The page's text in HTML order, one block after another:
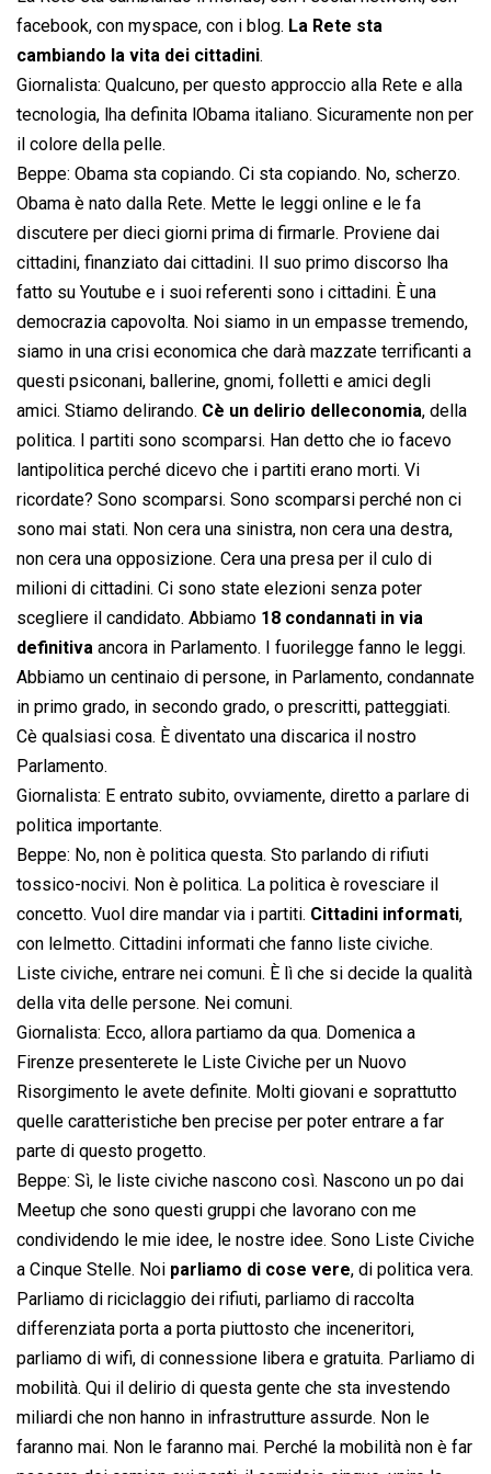
facebook, con myspace, con i blog. La Rete sta
cambiando la vita dei cittadini. 
Giornalista: Qualcuno, per questo approccio alla Rete e alla
tecnologia, lha definita lObama italiano. Sicuramente non per
il colore della pelle.
Beppe: Obama sta copiando. Ci sta copiando. No, scherzo.
Obama è nato dalla Rete. Mette le leggi online e le fa
discutere per dieci giorni prima di firmarle. Proviene dai
cittadini, finanziato dai cittadini. Il suo primo discorso lha
fatto su Youtube e i suoi referenti sono i cittadini. È una
democrazia capovolta. Noi siamo in un empasse tremendo,
siamo in una crisi economica che darà mazzate terrificanti a
questi psiconani, ballerine, gnomi, folletti e amici degli
amici. Stiamo delirando. Cè un delirio delleconomia, della
politica. I partiti sono scomparsi. Han detto che io facevo
lantipolitica perché dicevo che i partiti erano morti. Vi
ricordate? Sono scomparsi. Sono scomparsi perché non ci
sono mai stati. Non cera una sinistra, non cera una destra,
non cera una opposizione. Cera una presa per il culo di
milioni di cittadini. Ci sono state elezioni senza poter
scegliere il candidato. Abbiamo 18 condannati in via
definitiva ancora in Parlamento. I fuorilegge fanno le leggi.
Abbiamo un centinaio di persone, in Parlamento, condannate
in primo grado, in secondo grado, o prescritti, patteggiati.
Cè qualsiasi cosa. È diventato una discarica il nostro
Parlamento.
Giornalista: E entrato subito, ovviamente, diretto a parlare di
politica importante.
Beppe: No, non è politica questa. Sto parlando di rifiuti
tossico-nocivi. Non è politica. La politica è rovesciare il
concetto. Vuol dire mandar via i partiti. Cittadini informati,
con lelmetto. Cittadini informati che fanno liste civiche.
Liste civiche, entrare nei comuni. È lì che si decide la qualità
della vita delle persone. Nei comuni.
Giornalista: Ecco, allora partiamo da qua. Domenica a
Firenze presenterete le Liste Civiche per un Nuovo
Risorgimento le avete definite. Molti giovani e soprattutto
quelle caratteristiche ben precise per poter entrare a far
parte di questo progetto.
Beppe: Sì, le liste civiche nascono così. Nascono un po dai
Meetup che sono questi gruppi che lavorano con me
condividendo le mie idee, le nostre idee. Sono Liste Civiche
a Cinque Stelle. Noi parliamo di cose vere, di politica vera.
Parliamo di riciclaggio dei rifiuti, parliamo di raccolta
differenziata porta a porta piuttosto che inceneritori,
parliamo di wifi, di connessione libera e gratuita. Parliamo di
mobilità. Qui il delirio di questa gente che sta investendo
miliardi che non hanno in infrastrutture assurde. Non le
faranno mai. Non le faranno mai. Perché la mobilità non è far